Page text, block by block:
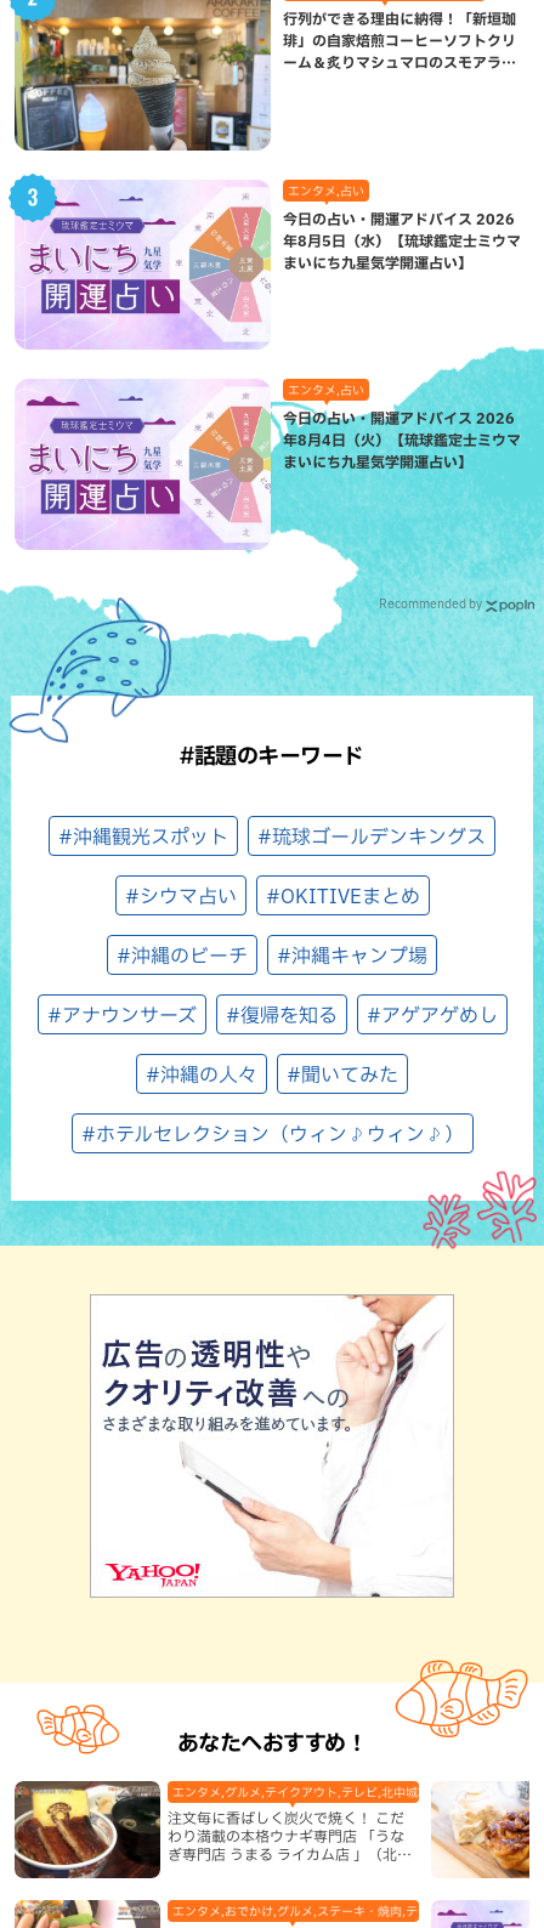
行列ができる理由に納得！「新垣珈
琲」の自家焙煎コーヒーソフトクリ
ーム＆炙りマシュマロのスモアラテ
エンタメ,占い
今日の占い・開運アドバイス 2026
年8月5日（水）【琉球鑑定士ミウマ
まいにち九星気学開運占い】
エンタメ,占い
今日の占い・開運アドバイス 2026
年8月4日（火）【琉球鑑定士ミウマ
まいにち九星気学開運占い】
Recommended by
#話題のキーワード
#沖縄観光スポット #琉球ゴールデンキングス
#シウマ占い #OKITIVEまとめ
#沖縄のビーチ #沖縄キャンプ場
#アナウンサーズ #復帰を知る #アゲアゲめし
#沖縄の人々 #聞いてみた
#ホテルセレクション（ウィン♪ウィン♪）
あなたへおすすめ！
注文毎に香ばしく炭火で焼く！ こだ
わり満載の本格ウナギ専門店 「うな
ぎ専門店 うまる ライカム店 」（北中
エンタメ,グルメ,テイクアウト,テレビ,北中城村,和食・日本料理,地
エンタメ,おでかけ,グルメ,ステーキ・焼肉,テレビ,ホテル,地域,本島